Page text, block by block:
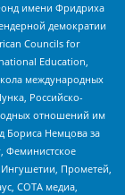
имени Фридриха
демократии
Councils for
Education,
международных
Российско-
отношений им
Бориса Немцова за
Феминистское
Ингушетии, Прометей,
СОТА медиа,